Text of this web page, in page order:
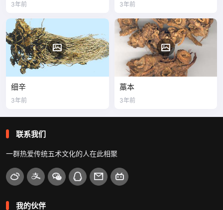
3年前 3年前
细辛
3年前
藁本
3年前
联系我们
一群热爱传统五术文化的人在此相聚
我的伙伴